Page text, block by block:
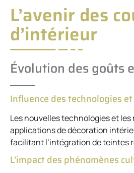
L’avenir des
d’intérieur
Évolution des goûts
Influence des technologies
Les nouvelles technologies et
applications de décoration
facilitant l’intégration de teintes
L’impact des phénomènes